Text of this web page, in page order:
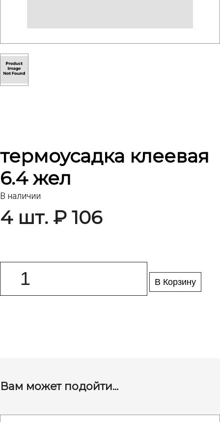
термоусадка клеевая
6.4 жел
В наличии
4 шт. ₽ 106
В Корзину
Вам может подойти...